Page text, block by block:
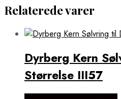
Relaterede varer
Dyrberg Kern
Størrelse III57